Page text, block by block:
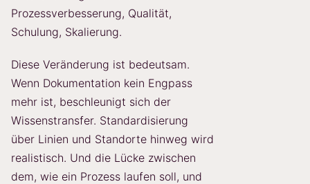
Prozessverbesserung, Qualität,
Schulung, Skalierung.
Diese Veränderung ist bedeutsam.
Wenn Dokumentation kein Engpass
mehr ist, beschleunigt sich der
Wissenstransfer. Standardisierung
über Linien und Standorte hinweg wird
realistisch. Und die Lücke zwischen
dem, wie ein Prozess laufen soll, und